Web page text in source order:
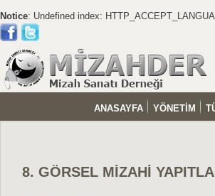
Notice: Undefined index:
ANASAYFA YÖNETİM
8. GÖRSEL MİZAHİ